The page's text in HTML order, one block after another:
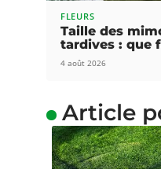
FLEURS
Taille des
tardives : que
4 août 2026
Article